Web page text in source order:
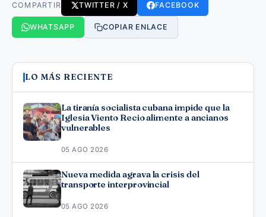
COMPARTIR TWITTER / X FACEBOOK
WHATSAPP COPIAR ENLACE
LO MÁS RECIENTE
La tiranía socialista cubana impide que la
Iglesia Viento Recio alimente a ancianos
vulnerables
05 AGO 2026
Nueva medida agrava la crisis del
transporte interprovincial
05 AGO 2026